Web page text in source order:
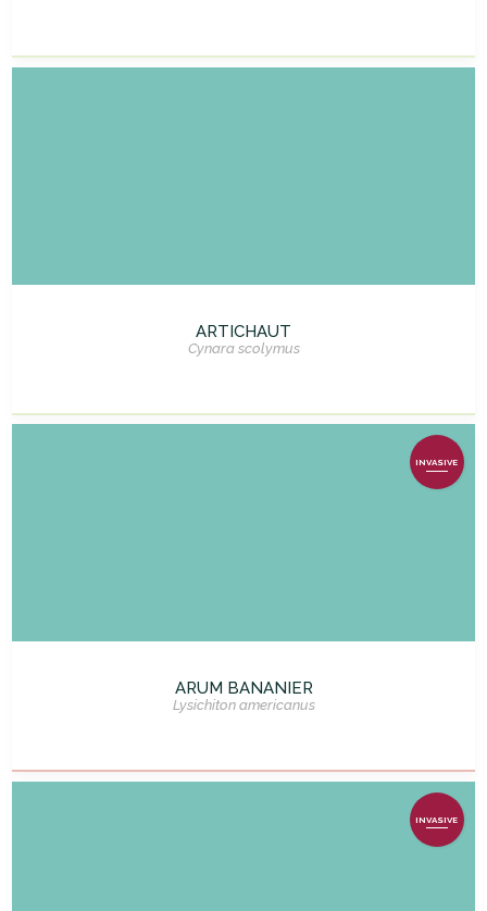
ARTICHAUT
Cynara scolymus
ARUM BANANIER
Lysichiton americanus
INVASIVE
INVASIVE